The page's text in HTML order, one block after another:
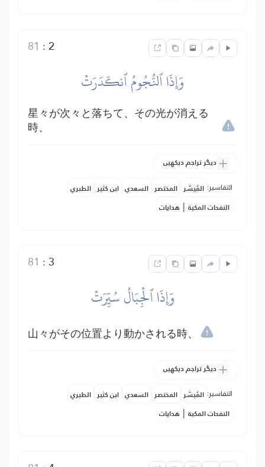
2
:
81
وَإِذَا ٱلنُّجُومُ ٱنكَدَرَتۡ
星々が次々と落ちて、その光が消える
時、
دیگر تراجم دیکھیں
التفاسير: المُيسَّر المختصر السعدي ابن كثير الطبري
النفحات المكية | هدايات
3
:
81
وَإِذَا ٱلۡجِبَالُ سُيِّرَتۡ
山々がその位置より動かされる時、
دیگر تراجم دیکھیں
التفاسير: المُيسَّر المختصر السعدي ابن كثير الطبري
النفحات المكية | هدايات